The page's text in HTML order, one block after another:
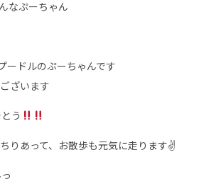
なぷーちゃん
ードルのぷーちゃんです
ざいます
う
りあって、お散歩も元気に走ります✌️